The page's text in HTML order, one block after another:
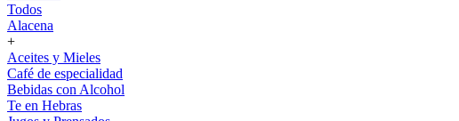
Todos
Alacena
+
Aceites y Mieles
Café de especialidad
Bebidas con Alcohol
Te en Hebras